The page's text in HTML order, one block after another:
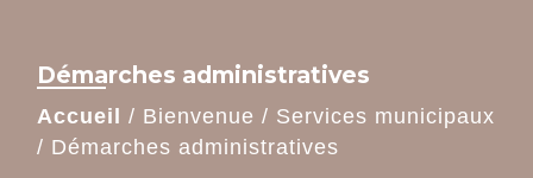
Démarches administratives
Accueil / Bienvenue / Services municipaux
/ Démarches administratives